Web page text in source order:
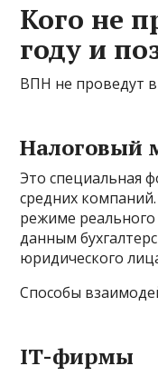
Кого не
году и
ВПН не проведут
Налоговый
Это специальная
средних
режиме
данным
юридического
Способы
IT-фирмы